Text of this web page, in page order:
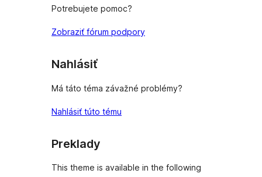
Potrebujete pomoc?
Zobraziť fórum podpory
Nahlásiť
Má táto téma závažné problémy?
Nahlásiť túto tému
Preklady
This theme is available in the following